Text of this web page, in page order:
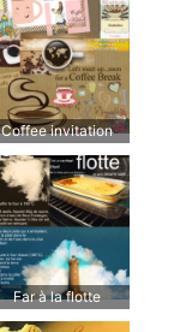
Coffee invitation
Far à la flotte